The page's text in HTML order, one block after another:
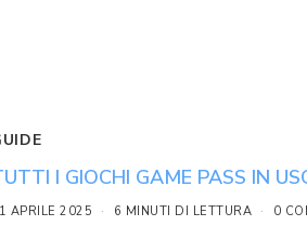
I GIOCHI GAME PASS IN
APRILE 2025 6 MINUTI DI LETTURA 0